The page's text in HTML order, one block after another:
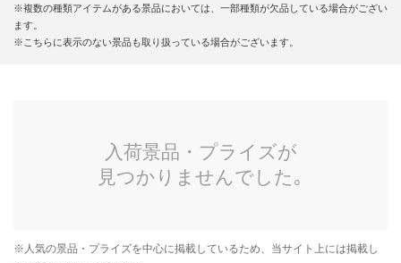
※複数の種類アイテムがある景品においては、一部種類が欠品している場合がござい
ます。
※こちらに表示のない景品も取り扱っている場合がございます。